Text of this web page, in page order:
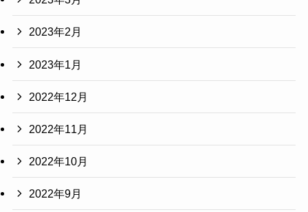
2023年2月
2023年1月
2022年12月
2022年11月
2022年10月
2022年9月